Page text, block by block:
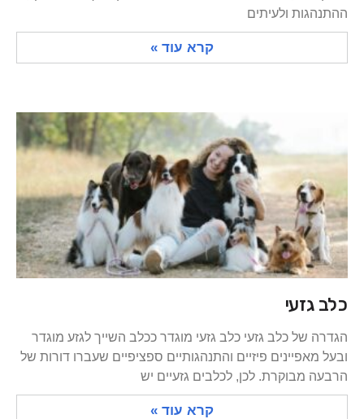
ההתנהגות ולעיתים
קרא עוד »
כלב גזעי
הגדרה של כלב גזעי כלב גזעי מוגדר ככלב השייך לגזע מוגדר
ובעל מאפיינים פיזיים והתנהגותיים ספציפיים שעברו דורות של
הרבעה מבוקרת. לכן, לכלבים גזעיים יש
קרא עוד »